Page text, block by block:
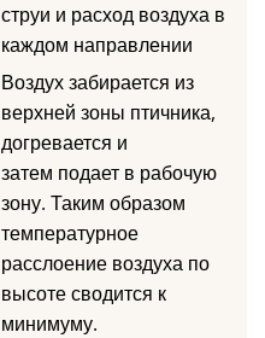
струи и расход воздуха в
каждом направлении
Воздух забирается из
верхней зоны птичника,
догревается и
затем подает в рабочую
зону. Таким образом
температурное
расслоение воздуха по
высоте сводится к
минимуму.